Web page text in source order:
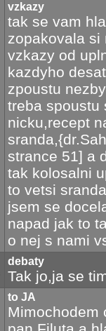
vzkazy
tak se vam
zopakovala si
vzkazy od
kazdyho
zpoustu
treba spoustu
nicku,recept
strance 51] a
tak kolosalni
to vetsi
jsem se
napad jak to
o nej s nami
debaty
Tak jo,ja se
to JA
Mimochodem